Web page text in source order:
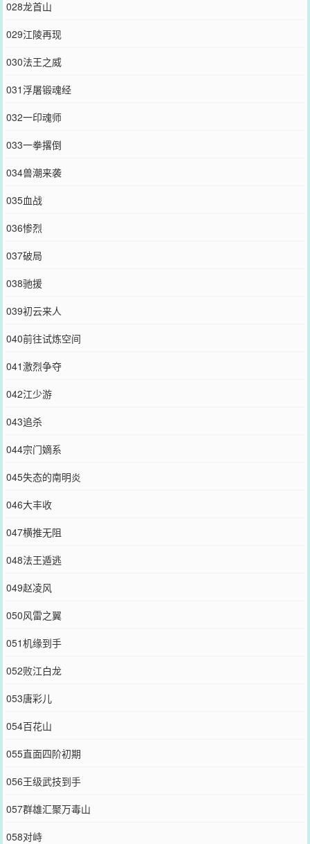
028龙首山
029江陵再现
030法王之威
031浮屠锻魂经
032一印魂师
033一拳撂倒
034兽潮来袭
035血战
036惨烈
037破局
038驰援
039初云来人
040前往试炼空间
041激烈争夺
042江少游
043追杀
044宗门嫡系
045失态的南明炎
046大丰收
047横推无阻
048法王遁逃
049赵凌风
050风雷之翼
051机缘到手
052败江白龙
053唐彩儿
054百花山
055直面四阶初期
056王级武技到手
057群雄汇聚万毒山
058对峙